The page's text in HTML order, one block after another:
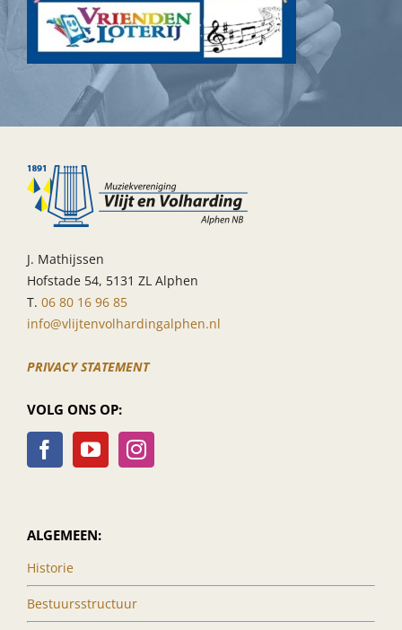
J. Mathijssen
Hofstade 54, 5131 ZL Alphen
T. 06 80 16 96 85
info@vlijtenvolhardingalphen.nl
PRIVACY STATEMENT
VOLG ONS OP:
ALGEMEEN:
Historie
Bestuursstructuur